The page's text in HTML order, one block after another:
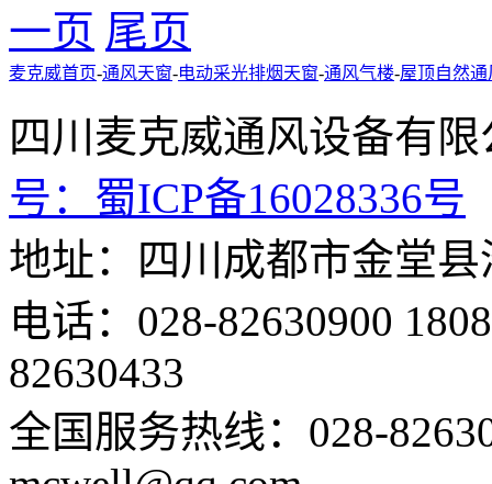
一页 尾页
麦克威首页-通风天窗-电动采光排烟天窗-通风气楼-屋顶自然通
四川麦克威通风设
号： 蜀ICP备16028336号
地址：四川成都市金堂
电话：028-82630900
82630433
全国服务热线：028-